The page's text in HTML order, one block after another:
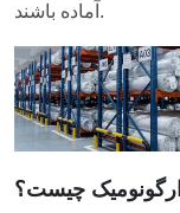
آماده باشند.
چیست؟